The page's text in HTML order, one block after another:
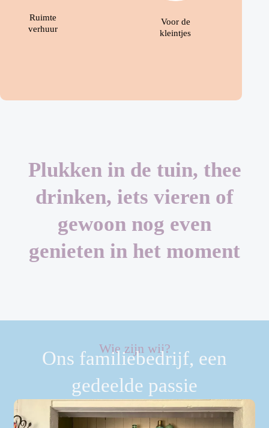
Ruimte
verhuur
Voor de
kleintjes
Plukken in de tuin, thee
drinken, iets vieren of
gewoon nog even
genieten in het moment
Wie zijn wij?
Ons familiebedrijf, een
gedeelde passie